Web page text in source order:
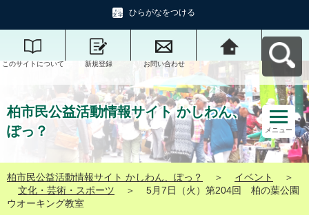
ひらがなをつける
このサイトについて 新規登録 お問い合わせ
柏市民公益活動情報
サイト かしわん、ぽ
っ？へ戻る
柏市民公益活動情報サイト かしわん、
ぽっ？
メニュー
柏市民公益活動情報サイト かしわん、ぽっ？ ＞ イベント
＞
文化・芸術・スポーツ
＞
5月7日（火）第204回 柏の葉公園
ウオーキング教室